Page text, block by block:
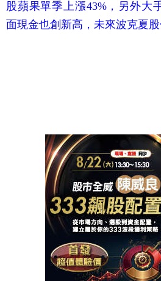
股蘋果單季上漲43%，另外大
面現金也創新高，未來波克夏